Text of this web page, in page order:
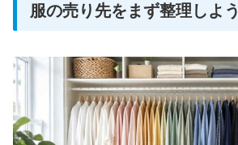
服の売り先をまず整理しよう